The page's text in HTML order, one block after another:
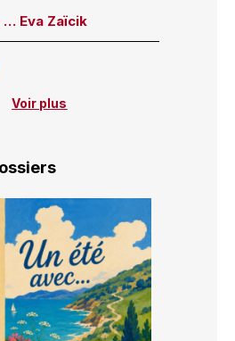
… Eva Zaïcik
Voir plus